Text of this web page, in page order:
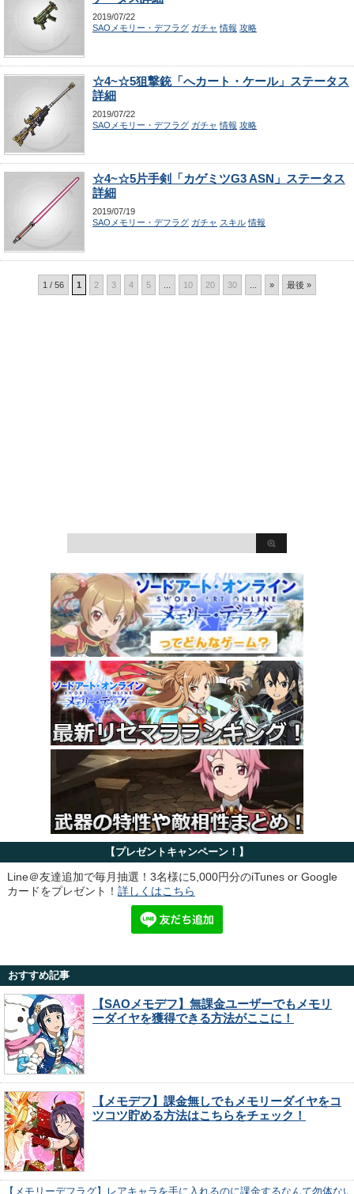
2019/07/22
SAOメモリー・デフラグ ガチャ 情報 攻略
☆4~☆5狙撃銃「へカート・ケール」ステータス
詳細
2019/07/22
SAOメモリー・デフラグ ガチャ 情報 攻略
☆4~☆5片手剣「カゲミツG3 ASN」ステータス
詳細
2019/07/19
SAOメモリー・デフラグ ガチャ スキル 情報
1 / 56 1 2 3 4 5 10 20 30 » 最後 »
【プレゼントキャンペーン！】
Line＠友達追加で毎月抽選！3名様に5,000円分のiTunes or Google
カードをプレゼント！ 詳しくはこちら
おすすめ記事
【SAOメモデフ】無課金ユーザーでもメモリ
ーダイヤを獲得できる方法がここに！
【メモデフ】課金無しでもメモリーダイヤをコ
ツコツ貯める方法はこちらをチェック！
【メモリーデフラグ】レアキャラを手に入れるのに課金するなんて勿体な